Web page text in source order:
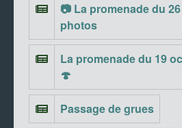
📷 La promenade du
photos
La promenade du 19
🍄
Passage de grues